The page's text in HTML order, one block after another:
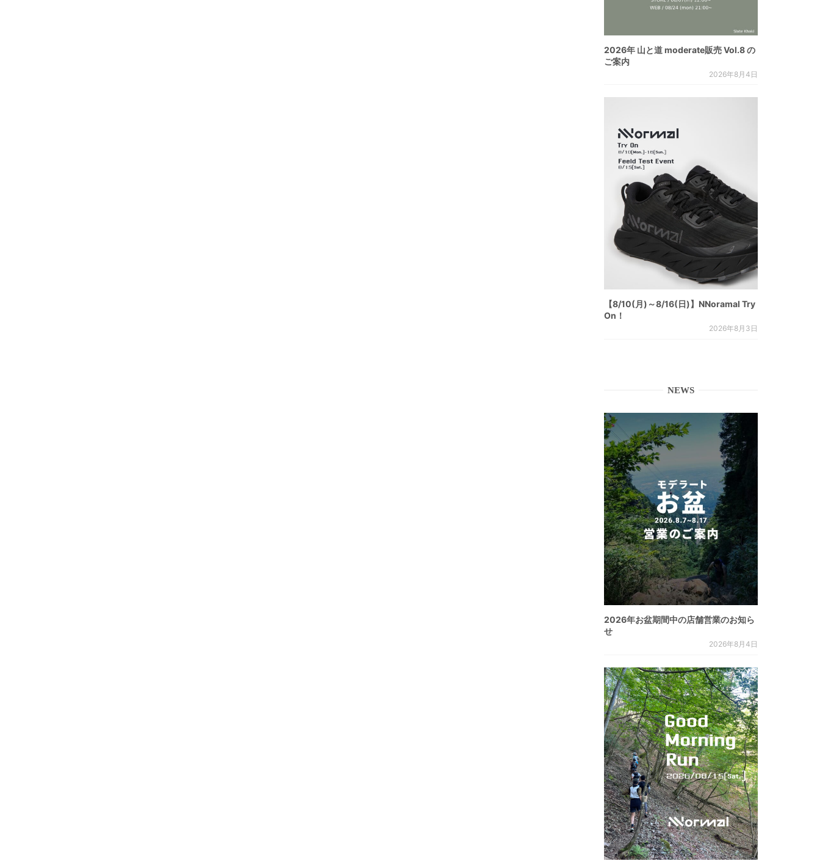
2026年 山と道 moderate販売 Vol.8 の
ご案内
2026年8月4日
【8/10(月)～8/16(日)】NNoramal Try
On！
2026年8月3日
NEWS
2026年お盆期間中の店舗営業のお知ら
せ
2026年8月4日